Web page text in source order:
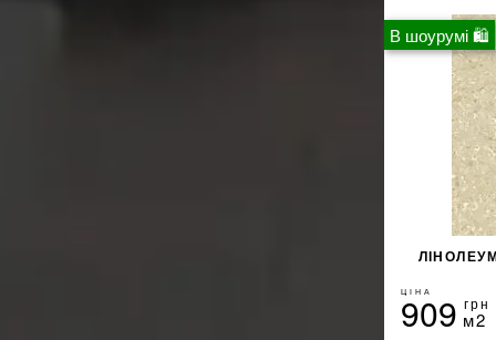
В шоурумі 🛍
ЦІНА
909 грн
м2